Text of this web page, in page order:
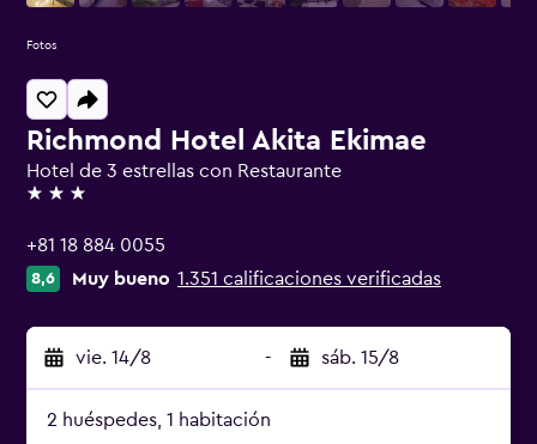
Richmond Hotel Akita Ekimae
Hotel de 3 estrellas con Restaurante
3 estrellas
+81 18 884 0055
8,6 Muy bueno 1.351 calificaciones verificadas
vie. 14/8 - sáb. 15/8
2 huéspedes, 1 habitación
Fotos